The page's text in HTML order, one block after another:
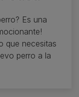
Es una
que necesitas
perro a la